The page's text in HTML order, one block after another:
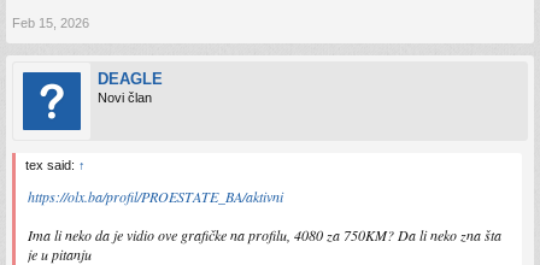
Feb 15, 2026
DEAGLE
Novi član
tex said: ↑
https://olx.ba/profil/PROESTATE_BA/aktivni
Ima li neko da je vidio ove grafičke na profilu, 4080 za 750KM? Da li neko zna šta
je u pitanju